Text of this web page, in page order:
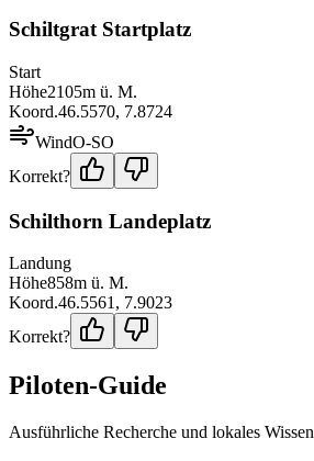
Schiltgrat Startplatz
Start
Höhe2105m ü. M.
Koord.46.5570, 7.8724
WindO-SO
Korrekt?
Schilthorn Landeplatz
Landung
Höhe858m ü. M.
Koord.46.5561 , 7.9023
Korrekt?
Piloten-Guide
Ausführliche Recherche und lokales Wissen